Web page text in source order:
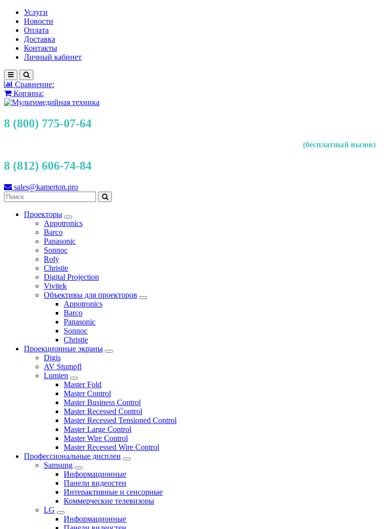
Услуги
Новости
Оплата
Доставка
Контакты
Личный кабинет
Сравнение:
Корзина:
8 (800) 775-07-64
(бесплатный вызов)
8 (812) 606-74-84
sales@kamerton.pro
Проекторы
Appotronics
Barco
Panasonic
Sonnoc
Roly
Christie
Digital Projection
Vivitek
Объективы для проекторов
Appotronics
Barco
Panasonic
Sonnoc
Сhristie
Проекционные экраны
Digis
AV Stumpfl
Lumien
Master Fold
Master Control
Master Business Control
Master Recessed Control
Master Recessed Tensioned Control
Master Large Control
Master Wire Control
Master Recessed Wire Control
Профессиональные дисплеи
Samsung
Информационные
Панели видеостен
Интерактивные и сенсорные
Коммерческие телевизоры
LG
Информационные